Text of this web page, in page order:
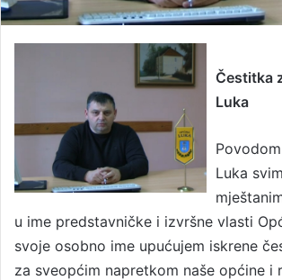
Čestitka
Luka
Luka
u ime predstavničke i izvršne vlasti
svoje osobno ime upućujem iskrene
za sveopćim napretkom naše općine i